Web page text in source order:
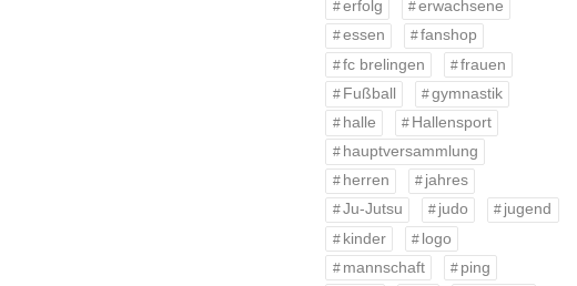
erfolg
erwachsene
essen
fanshop
fc brelingen
frauen
Fußball
gymnastik
halle
Hallensport
hauptversammlung
herren
jahres
Ju-Jutsu
judo
jugend
kinder
logo
mannschaft
ping